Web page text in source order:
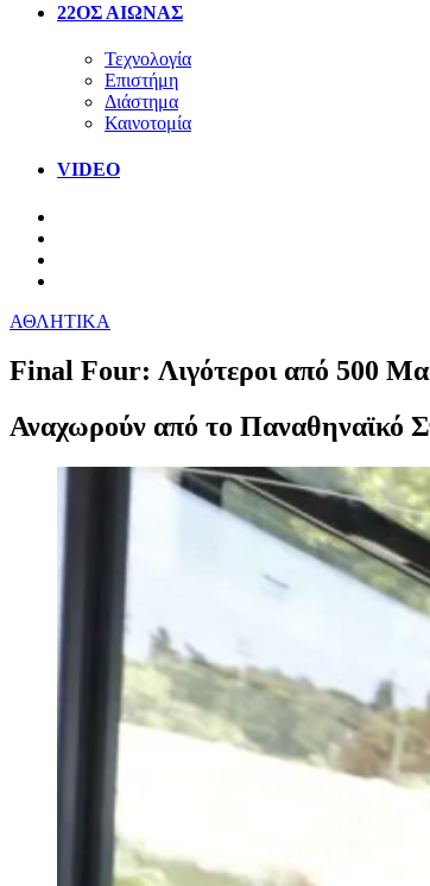
22ΟΣ ΑΙΩΝΑΣ
Τεχνολογία
Επιστήμη
Διάστημα
Καινοτομία
VIDEO
ΑΘΛΗΤΙΚΑ
Final Four: Λιγότεροι από 500
Αναχωρούν από το Παναθηναϊκό